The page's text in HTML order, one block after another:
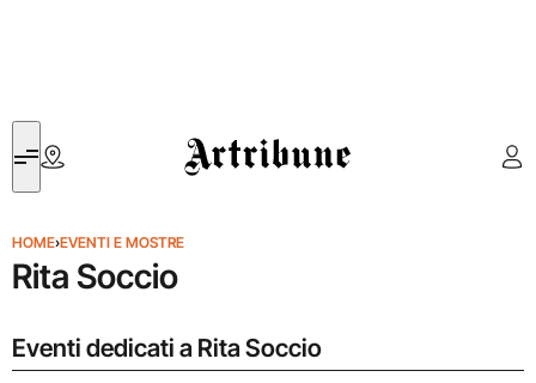
Artribune
HOME›EVENTI E MOSTRE
Rita Soccio
Eventi dedicati a Rita Soccio